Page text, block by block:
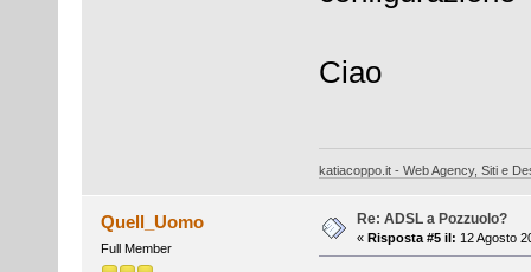
Ciao
katiacoppo.it - Web Agency, Siti e
Quell_Uomo
Full Member
Re: ADSL a Pozzuolo?
« Risposta #5 il: 12 Agosto